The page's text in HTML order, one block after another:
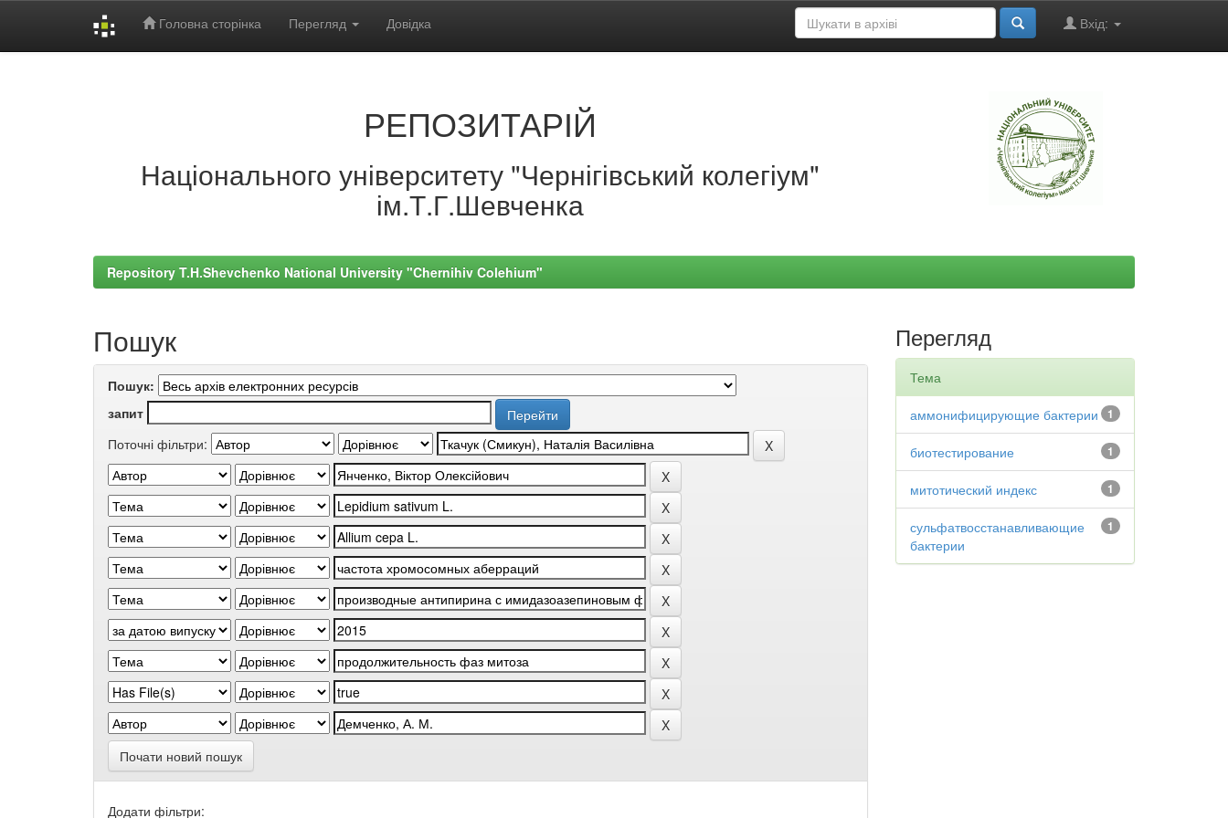
Головна сторінка Перегляд Довідка Вхід:
РЕПОЗИТАРІЙ
Національного університету "Чернігівський колегіум"
ім.Т.Г.Шевченка
Repository T.H.Shevchenko National University "Chernihiv Colehium"
Пошук
Пошук:
запит
Поточні фільтри:
Почати новий пошук
Додати фільтри:
Перегляд
Тема
1
аммонифицирующие бактерии
1
биотестирование
1
митотический индекс
1
сульфатвосстанавливающие
бактерии